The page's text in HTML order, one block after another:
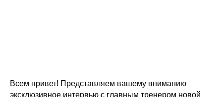
Всем привет! Представляем вашему вниманию
эксклюзивное интервью с главным тренером новой